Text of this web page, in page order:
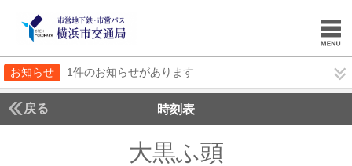
お知らせ 1件のお知らせがあります
戻る 時刻表
大黒ふ頭